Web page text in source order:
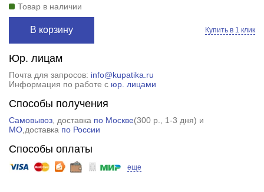
Товар в наличии
В корзину Купить в 1 клик
Юр. лицам
Почта для запросов: info@kupatika.ru
Информация по работе с юр. лицами
Способы получения
Самовывоз, доставка по Москве(300 р.
, 1-3 дня) и
МО,доставка по России
Способы оплаты
еще